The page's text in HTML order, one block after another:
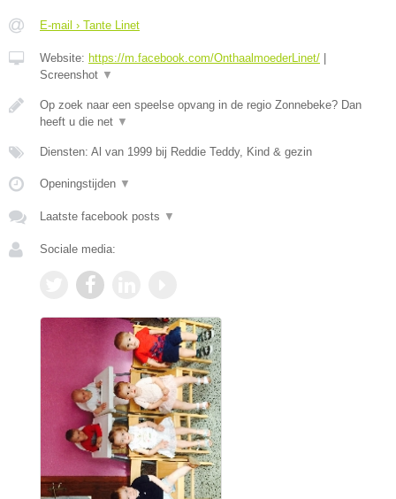
E-mail › Tante Linet
Website: https://m.facebook.com/OnthaalmoederLinet/
Screenshot ▼
Op zoek naar een speelse opvang in de regio Zonnebeke? Dan
heeft u die net ▼
Diensten: Al van 1999 bij Reddie Teddy, Kind & gezin
Openingstijden ▼
Laatste facebook posts ▼
Sociale media: